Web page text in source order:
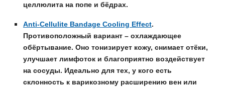
целлюлита на попе и бёдрах.
Anti-Cellulite Bandage Cooling Effect.
Противоположный вариант – охлаждающее
обёртывание. Оно тонизирует кожу, снимает отёки,
улучшает лимфоток и благоприятно воздействует
на сосуды. Идеально для тех, у кого есть
склонность к варикозному расширению вен или